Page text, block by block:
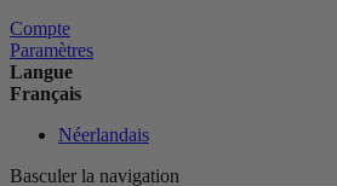
Compte
Paramètres
Langue
Français
Néerlandais
Basculer la navigation